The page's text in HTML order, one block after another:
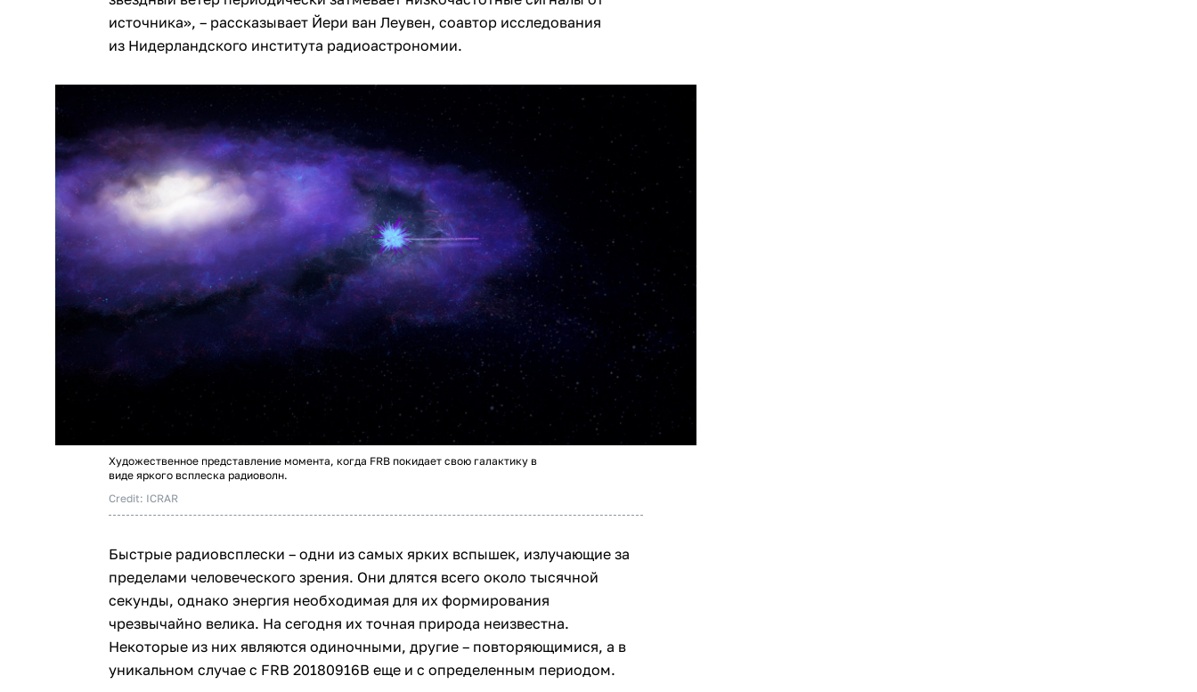
источника», – рассказывает Йери ван Леувен, соавтор исследования
из Нидерландского института радиоастрономии.
Художественное представление момента, когда FRB покидает свою галактику в
виде яркого всплеска радиоволн.
Credit: ICRAR
Быстрые радиовсплески – одни из самых ярких вспышек, излучающие за
пределами человеческого зрения. Они длятся всего около тысячной
секунды, однако энергия необходимая для их формирования
чрезвычайно велика. На сегодня их точная природа неизвестна.
Некоторые из них являются одиночными, другие – повторяющимися, а в
уникальном случае с FRB 20180916B еще и с определенным периодом.